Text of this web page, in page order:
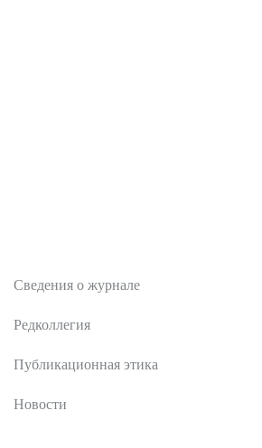
Сведения о журнале
Редколлегия
Публикационная этика
Новости